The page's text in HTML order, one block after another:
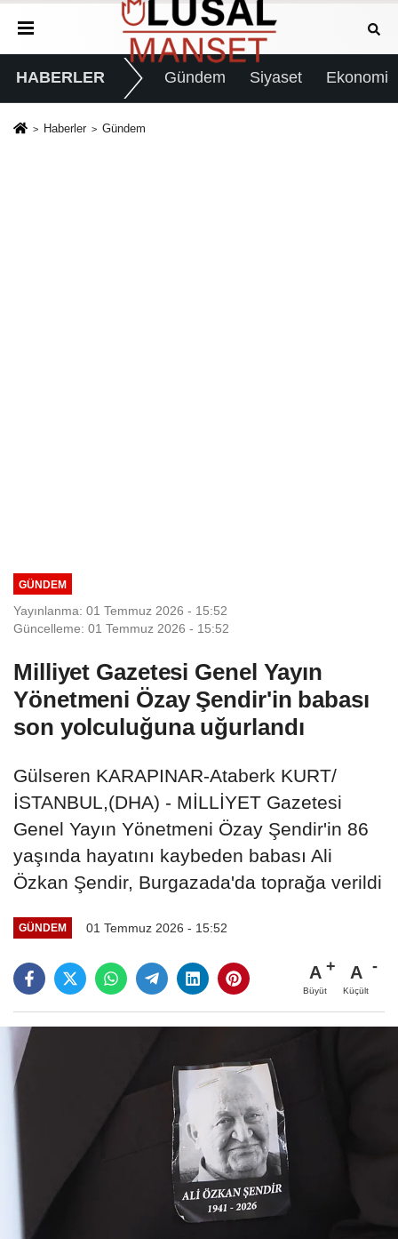
HABERLER Gündem Siyaset Ekonomi
Haberler Gündem
GÜNDEM
Yayınlanma: 01 Temmuz 2026 - 15:52
Güncelleme: 01 Temmuz 2026 - 15:52
Milliyet Gazetesi Genel Yayın
Yönetmeni Özay Şendir'in babası
son yolculuğuna uğurlandı
Gülseren KARAPINAR-Ataberk KURT/
İSTANBUL,(DHA) - MİLLİYET Gazetesi
Genel Yayın Yönetmeni Özay Şendir'in 86
yaşında hayatını kaybeden babası Ali
Özkan Şendir, Burgazada'da toprağa verildi
GÜNDEM 01 Temmuz 2026 - 15:52
A
Büyüt
A
Küçült